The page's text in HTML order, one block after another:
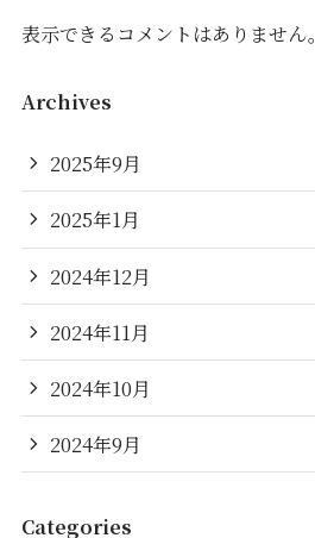
表示できるコメントはありません。
Archives
2025年9月
2025年1月
2024年12月
2024年11月
2024年10月
2024年9月
Categories